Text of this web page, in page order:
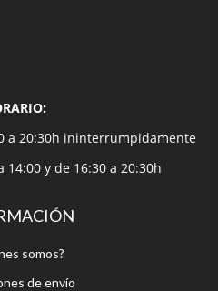
a 20:30h ininterrumpidamente
14:00 y de 16:30 a 20:30h
somos?
de envío